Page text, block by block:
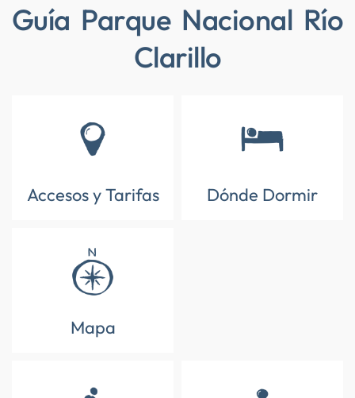
Guía Parque Nacional Río
Clarillo
Accesos y Tarifas Dónde Dormir
Mapa